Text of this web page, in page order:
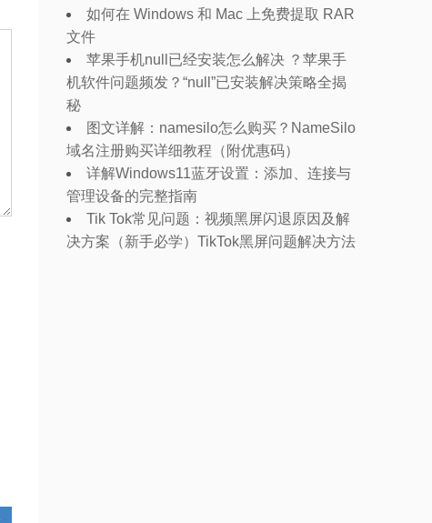
如何在 Windows 和 Mac 上免费提取 RAR
文件
苹果手机null已经安装怎么解决 ？苹果手
机软件问题频发？“null”已安装解决策略全揭
秘
图文详解：namesilo怎么购买？NameSilo
域名注册购买详细教程（附优惠码）
详解Windows11蓝牙设置：添加、连接与
管理设备的完整指南
Tik Tok常见问题：视频黑屏闪退原因及解
决方案（新手必学）TikTok黑屏问题解决方法